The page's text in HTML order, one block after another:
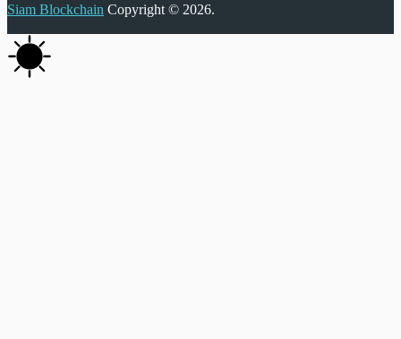
Siam Blockchain Copyright © 2026.